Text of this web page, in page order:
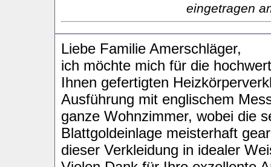
eingetragen
Liebe Familie Amerschläger,
ich möchte mich für die
Ihnen gefertigten
Ausführung mit englischem
ganze Wohnzimmer, wobei die
Blattgoldeinlage meisterhaft
dieser Verkleidung in idealer